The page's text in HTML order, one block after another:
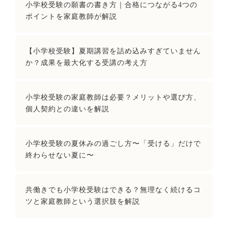
小学校受験の願書の書き方｜合格につながる4つの
ポイントを家庭教師が解説
【小学校受験】夏期講習を詰め込みすぎていません
か？成果を最大化する受講の考え方
小学校受験の家庭教師は必要？メリットや選び方、
個人契約との違いを解説
小学校受験の夏休みの過ごし方〜「受ける」だけで
終わらせない夏に〜
共働きでも小学校受験はできる？無理なく続けるコ
ツと家庭教師という選択肢を解説